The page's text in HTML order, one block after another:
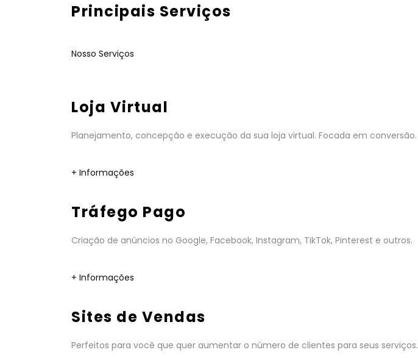
Principais Serviços
Nosso Serviços
Loja Virtual
Planejamento, concepção e execução da sua loja virtual. Focada em conversão.
+ Informações
Tráfego Pago
Criação de anúncios no Google, Facebook, Instagram, TikTok, Pinterest e outros.
+ Informações
Sites de Vendas
Perfeitos para você que quer aumentar o número de clientes para seus serviços.